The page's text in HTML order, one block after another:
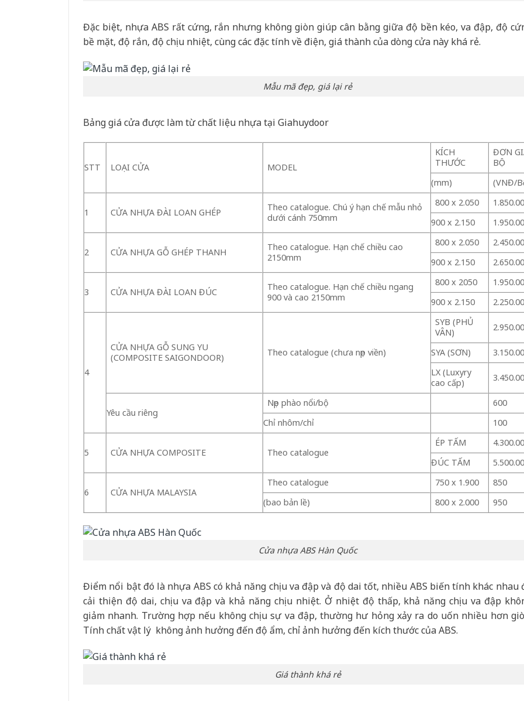
Đặc biệt, nhựa ABS rất cứng, rắn nhưng không giòn giúp cân bằng giữa độ bền kéo, va đập, độ
bề mặt, độ rắn, độ chịu nhiệt, cùng các đặc tính về điện, giá thành của dòng cửa này khá rẻ.
Mẫu mã đẹp, giá lại rẻ
Bảng giá cửa được làm từ chất liệu nhựa tại Giahuydoor
STT LOẠI CỬA MODEL
KÍCH
THƯỚC
ĐƠN
BỘ
(mm)
(VNĐ/
1 CỬA NHỰA ĐÀI LOAN GHÉP
Theo catalogue. Chú ý hạn chế mẫu nhỏ
dưới cánh 750mm
800 x 2.050
900 x 2.150
2 CỬA NHỰA GỖ GHÉP THANH
Theo catalogue. Hạn chế chiều cao
2150mm
800 x 2.050
900 x 2.150
3 CỬA NHỰA ĐÀI LOAN ĐÚC
Theo catalogue. Hạn chế chiều ngang
900 và cao 2150mm
800 x 2050
900 x 2.150
4
CỬA NHỰA GỖ SUNG YU
(COMPOSITE SAIGONDOOR)
Theo catalogue (chưa nẹp viền)
SYB (PHỦ
VÂN)
SYA (SƠN)
LX (Luxyry
cao cấp)
Yêu cầu riêng
Nẹp phào nổi/bộ
600
Chỉ nhôm/chỉ
100
5 CỬA NHỰA COMPOSITE Theo catalogue
ÉP TẤM
ĐÚC TẤM
6 CỬA NHỰA MALAYSIA
Theo catalogue 750 x 1.900
850
(bao bản lề)
800 x 2.000 950
Cửa nhựa ABS Hàn Quốc
Điểm nổi bật đó là nhựa ABS có khả năng chịu va đập và độ dai tốt, nhiều ABS biến tính khác nhau
cải thiện độ dai, chịu va đập và khả năng chịu nhiệt. Ở nhiệt độ thấp, khả năng chịu va đập
giảm nhanh. Trường hợp nếu không chịu sự va đập, thường hư hỏng xảy ra do uốn nhiều hơn
Tính chất vật lý không ảnh hưởng đến độ ẩm, chỉ ảnh hưởng đến kích thước của ABS.
Giá thành khá rẻ